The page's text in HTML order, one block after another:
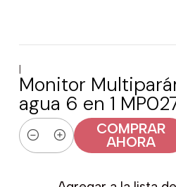
|
Monitor
agua 6 en 1
Cantidad
COMPRAR
AHORA